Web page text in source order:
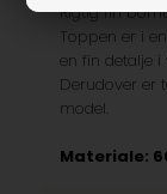
Rigtig fin
Toppen er i
en fin detalje i
Derudover er
model.
Materiale: